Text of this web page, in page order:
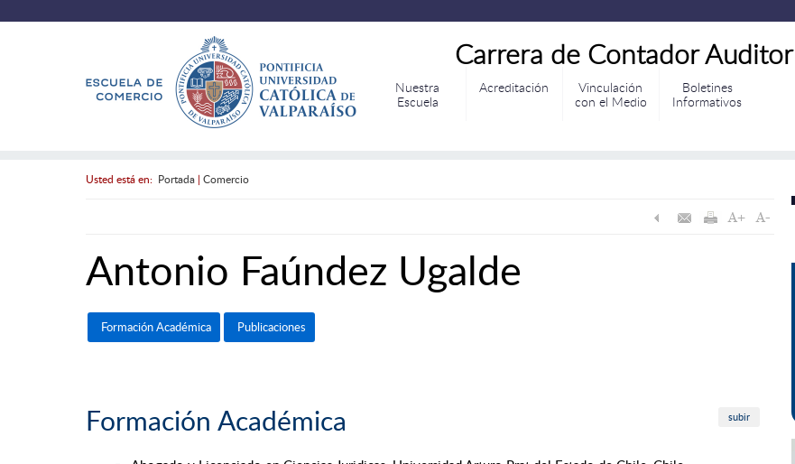
Carrera de Contador Auditor
Nuestra
Escuela
Acreditación
Vinculación
con el Medio
Boletines
Informativos
Usted está en: Portada| Comercio
Antonio Faúndez Ugalde
Formación Académica Publicaciones
Formación Académica subir